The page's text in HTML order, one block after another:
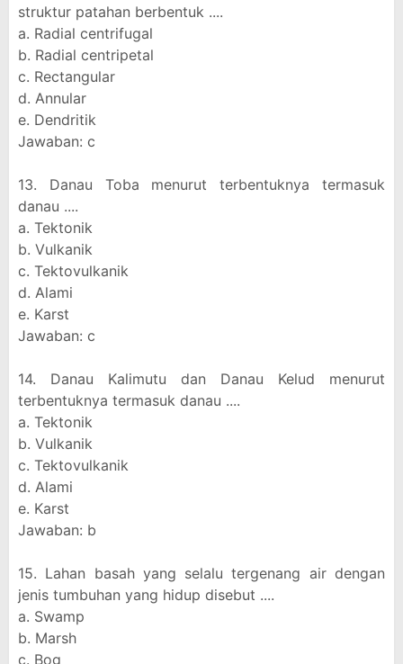
struktur patahan berbentuk ....
a. Radial centrifugal
b. Radial centripetal
c. Rectangular
d. Annular
e. Dendritik
Jawaban: c
13. Danau Toba menurut terbentuknya termasuk
danau ....
a. Tektonik
b. Vulkanik
c. Tektovulkanik
d. Alami
e. Karst
Jawaban: c
14. Danau Kalimutu dan Danau Kelud menurut
terbentuknya termasuk danau ....
a. Tektonik
b. Vulkanik
c. Tektovulkanik
d. Alami
e. Karst
Jawaban: b
15. Lahan basah yang selalu tergenang air dengan
jenis tumbuhan yang hidup disebut ....
a. Swamp
b. Marsh
c. Bog